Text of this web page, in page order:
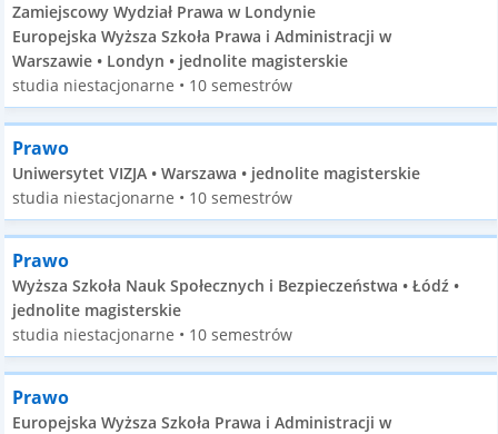
Zamiejscowy Wydział Prawa w Londynie
Europejska Wyższa Szkoła Prawa i Administracji w
Warszawie • Londyn • jednolite magisterskie
studia niestacjonarne • 10 semestrów
Prawo
Uniwersytet VIZJA • Warszawa • jednolite magisterskie
studia niestacjonarne • 10 semestrów
Prawo
Wyższa Szkoła Nauk Społecznych i Bezpieczeństwa • Łódź •
jednolite magisterskie
studia niestacjonarne • 10 semestrów
Prawo
Europejska Wyższa Szkoła Prawa i Administracji w